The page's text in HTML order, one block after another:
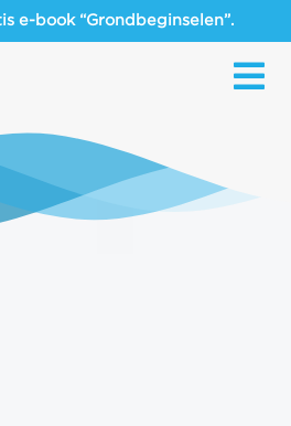
e-book “Grondbeginselen”.